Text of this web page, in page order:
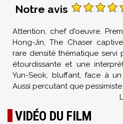
Notre avis
Attention, chef d'oeuvre.
Hong-Jin, The Chaser
rare densité thématique servi
étourdissante et une
Yun-Seok, bluffant, face à
Aussi percutant que
VIDÉO DU FILM